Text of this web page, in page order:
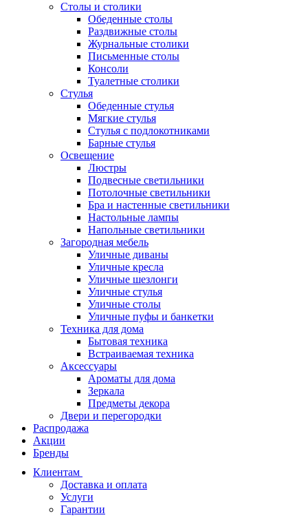
Столы и столики
Обеденные столы
Раздвижные столы
Журнальные столики
Письменные столы
Консоли
Туалетные столики
Стулья
Обеденные стулья
Мягкие стулья
Стулья с подлокотниками
Барные стулья
Освещение
Люстры
Подвесные светильники
Потолочные светильники
Бра и настенные светильники
Настольные лампы
Напольные светильники
Загородная мебель
Уличные диваны
Уличные кресла
Уличные шезлонги
Уличные стулья
Уличные столы
Уличные пуфы и банкетки
Техника для дома
Бытовая техника
Встраиваемая техника
Аксессуары
Ароматы для дома
Зеркала
Предметы декора
Двери и перегородки
Распродажа
Акции
Бренды
Клиентам
Доставка и оплата
Услуги
Гарантии